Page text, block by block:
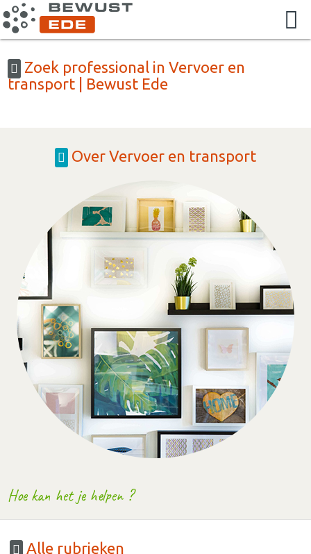
Zoek professional in Vervoer en
transport | Bewust Ede
Over Vervoer en transport
Hoe kan het je helpen ?
Alle rubrieken